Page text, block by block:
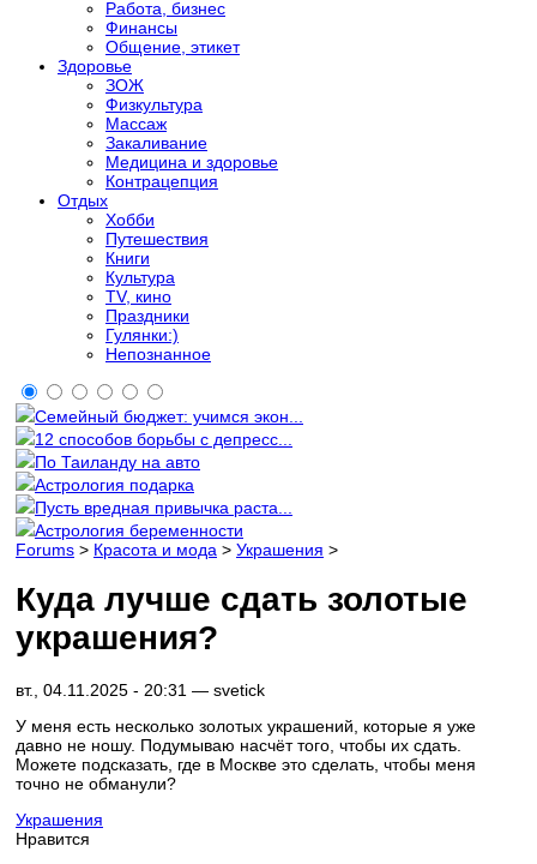
Работа, бизнес
Финансы
Общение, этикет
Здоровье
ЗОЖ
Физкультура
Массаж
Закаливание
Медицина и здоровье
Контрацепция
Отдых
Хобби
Путешествия
Книги
Культура
TV, кино
Праздники
Гулянки:)
Непознанное
Семейный бюджет: учимся экон...
12 способов борьбы с депресс...
По Таиланду на авто
Астрология подарка
Пусть вредная привычка раста...
Астрология беременности
Forums > Красота и мода > Украшения >
Куда лучше сдать золотые
украшения?
вт., 04.11.2025 - 20:31 — svetick
У меня есть несколько золотых украшений, которые я уже
давно не ношу. Подумываю насчёт того, чтобы их сдать.
Можете подсказать, где в Москве это сделать, чтобы меня
точно не обманули?
Украшения
Нравится